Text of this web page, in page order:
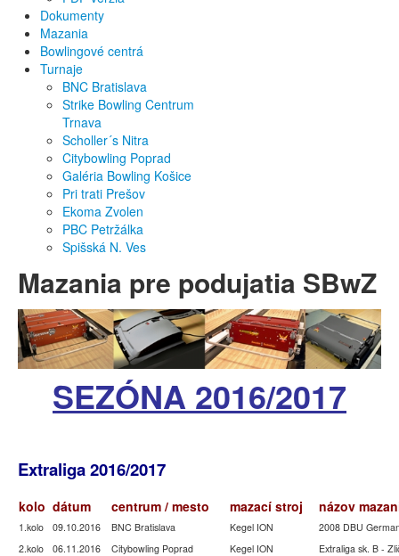
Dokumenty
Mazania
Bowlingové centrá
Turnaje
BNC Bratislava
Strike Bowling Centrum
Trnava
Scholler´s Nitra
Citybowling Poprad
Galéria Bowling Košice
Pri trati Prešov
Ekoma Zvolen
PBC Petržálka
Spišská N. Ves
Mazania pre podujatia SBwZ
SEZÓNA 2016/2017
Extraliga 2016/2017
kolo dátum centrum / mesto mazací stroj názov
1.kolo 09.10.2016 BNC Bratislava Kegel ION
2008 DBU
2.kolo
06.11.2016 Citybowling Poprad Kegel ION
Extraliga sk. B -